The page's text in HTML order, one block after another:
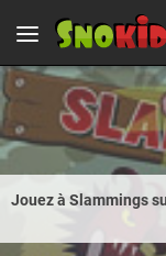
Jouez à Slammings